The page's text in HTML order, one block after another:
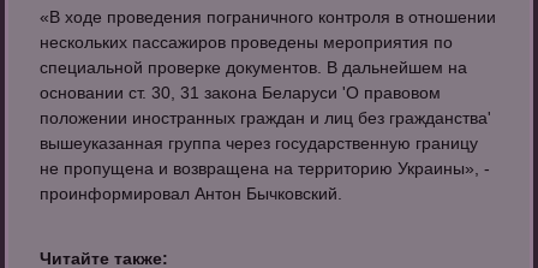
«В ходе проведения пограничного контроля в отношении
нескольких пассажиров проведены мероприятия по
специальной проверке документов. В дальнейшем на
основании ст. 30, 31 закона Беларуси 'О правовом
положении иностранных граждан и лиц без гражданства'
вышеуказанная группа через государственную границу
не пропущена и возвращена на территорию Украины», -
проинформировал Антон Бычковский.
Читайте также: